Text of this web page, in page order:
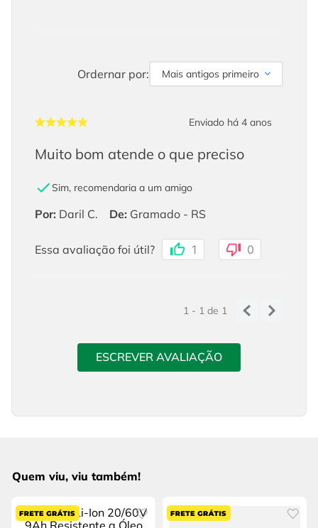
Ordernar por: Mais antigos primeiro
Enviado há 4 anos
Muito bom atende o que preciso
Sim, recomendaria a um amigo
Por: Daril C. De: Gramado - RS
Essa avaliação foi útil? 1 0
1 - 1de 1
ESCREVER AVALIAÇÃO
Quem viu, viu também!